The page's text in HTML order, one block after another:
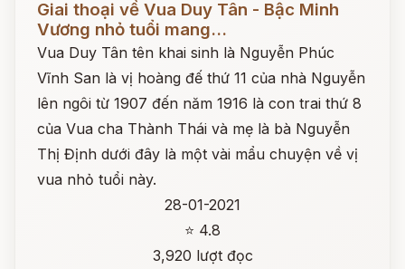
Giai thoại về Vua Duy Tân - Bậc Minh
Vương nhỏ tuổi mang...
Vua Duy Tân tên khai sinh là Nguyễn Phúc
Vĩnh San là vị hoàng đế thứ 11 của nhà Nguyễn
lên ngôi từ 1907 đến năm 1916 là con trai thứ 8
của Vua cha Thành Thái và mẹ là bà Nguyễn
Thị Định dưới đây là một vài mẩu chuyện về vị
vua nhỏ tuổi này.
28-01-2021
⭐ 4.8
3,920 lượt đọc